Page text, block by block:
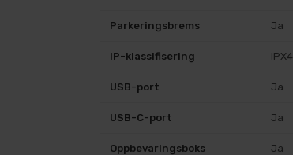
Parkeringsbrems Ja
IP-klassifisering IPX4
USB-port Ja
USB-C-port Ja
Oppbevaringsboks Ja